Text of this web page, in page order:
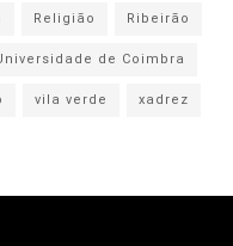
Religião
Ribeirão
de Coimbra
vila verde xadrez